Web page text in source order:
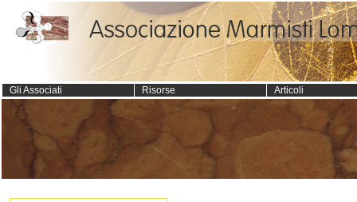
Gli Associati Risorse Articoli